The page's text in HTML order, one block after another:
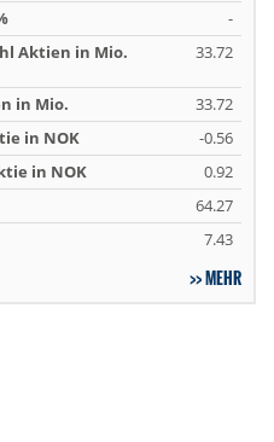
-
Aktien in Mio.
33.72
in Mio.
33.72
in NOK
-0.56
in NOK
0.92
64.27
7.43
MEHR